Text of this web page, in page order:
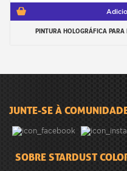
PINTURA HOLOGRÁFICA
JUNTE-SE À
SOBRE STARDUST